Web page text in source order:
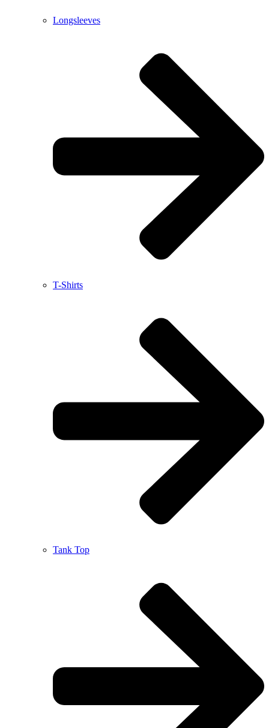
Longsleeves
T-Shirts
Tank Top